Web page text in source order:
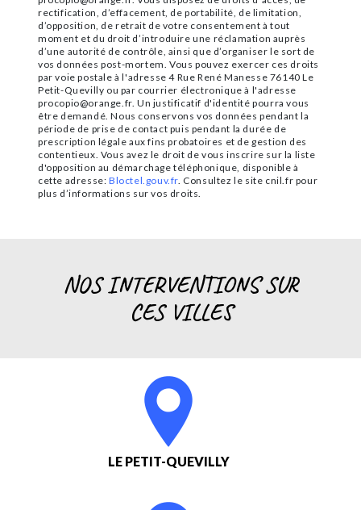
rectification, d’effacement, de portabilité, de limitation,
d’opposition, de retrait de votre consentement à tout
moment et du droit d’introduire une réclamation auprès
d’une autorité de contrôle, ainsi que d’organiser le sort de
vos données post-mortem. Vous pouvez exercer ces droits
par voie postale à l'adresse 4 Rue René Manesse 76140 Le
Petit-Quevilly ou par courrier électronique à l'adresse
procopio@orange.fr. Un justificatif d'identité pourra vous
être demandé. Nous conservons vos données pendant la
période de prise de contact puis pendant la durée de
prescription légale aux fins probatoires et de gestion des
contentieux. Vous avez le droit de vous inscrire sur la liste
d'opposition au démarchage téléphonique, disponible à
cette adresse: Bloctel.gouv.fr . Consultez le site cnil.fr pour
plus d’informations sur vos droits.
NOS INTERVENTIONS SUR
CES VILLES
LE PETIT-QUEVILLY